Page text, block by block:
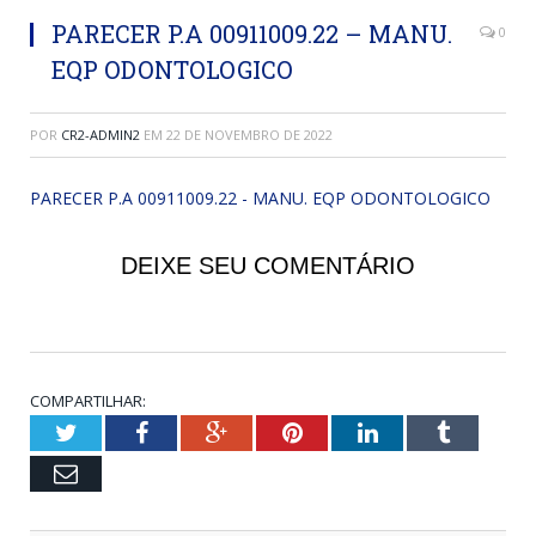
PARECER P.A 00911009.22 – MANU.
EQP ODONTOLOGICO
0
POR CR2-ADMIN2 EM 22 DE NOVEMBRO DE 2022
PARECER P.A 00911009.22 - MANU. EQP ODONTOLOGICO
DEIXE SEU COMENTÁRIO
COMPARTILHAR:
TwitterFacebookGoogle+PinterestLinkedInTumblr
Email